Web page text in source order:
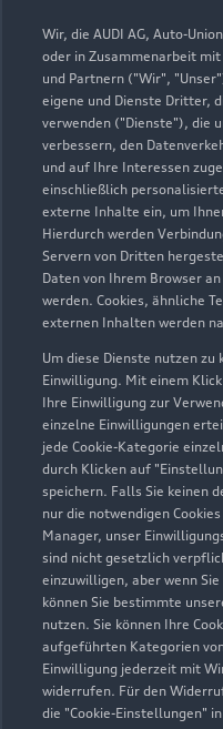
Wir, die AUDI AG, Auto-
oder in Zusammenarbeit
und Partnern ("Wir",
eigene und Dienste Dritter,
verwenden ("Dienste"), die
verbessern, den
und auf Ihre Interessen
einschließlich
externe Inhalte ein, um
Hierdurch werden
Servern von Dritten
Daten von Ihrem Browser
werden. Cookies, ähnliche
externen Inhalten werden
Um diese Dienste nutzen
Einwilligung. Mit einem
Ihre Einwilligung zur
einzelne Einwilligungen
jede Cookie-Kategorie
durch Klicken auf
speichern. Falls Sie keinen
nur die notwendigen
Manager, unser
sind nicht gesetzlich
einzuwilligen, aber wenn
können Sie bestimmte
nutzen. Sie können Ihre
aufgeführten Kategorien
Einwilligung jederzeit mit
widerrufen. Für den
die "Cookie-Einstellungen"
Kontaktdaten
Service
Teile- &
Geschlossen,
Modelle
Alle Modelle
Modelle vergleichen
Kaufen & leasen
Service & Zubehör